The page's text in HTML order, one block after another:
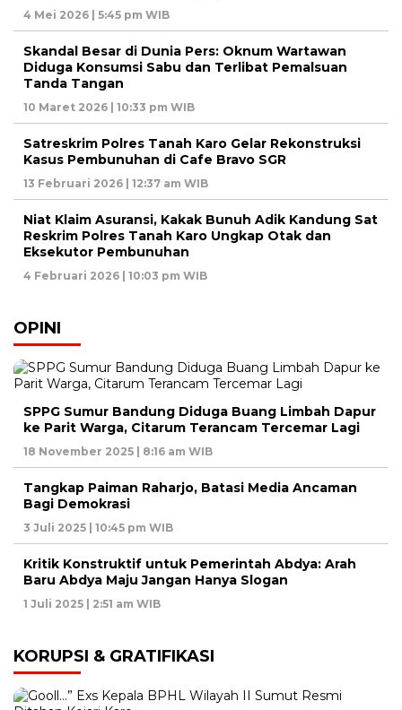
4 Mei 2026 | 5:45 pm WIB
Skandal Besar di Dunia Pers: Oknum Wartawan
Diduga Konsumsi Sabu dan Terlibat Pemalsuan
Tanda Tangan
10 Maret 2026 | 10:33 pm WIB
Satreskrim Polres Tanah Karo Gelar Rekonstruksi
Kasus Pembunuhan di Cafe Bravo SGR
13 Februari 2026 | 12:37 am WIB
Niat Klaim Asuransi, Kakak Bunuh Adik Kandung Sat
Reskrim Polres Tanah Karo Ungkap Otak dan
Eksekutor Pembunuhan
4 Februari 2026 | 10:03 pm WIB
OPINI
SPPG Sumur Bandung Diduga Buang Limbah Dapur
ke Parit Warga, Citarum Terancam Tercemar Lagi
18 November 2025 | 8:16 am WIB
Tangkap Paiman Raharjo, Batasi Media Ancaman
Bagi Demokrasi
3 Juli 2025 | 10:45 pm WIB
Kritik Konstruktif untuk Pemerintah Abdya: Arah
Baru Abdya Maju Jangan Hanya Slogan
1 Juli 2025 | 2:51 am WIB
KORUPSI & GRATIFIKASI